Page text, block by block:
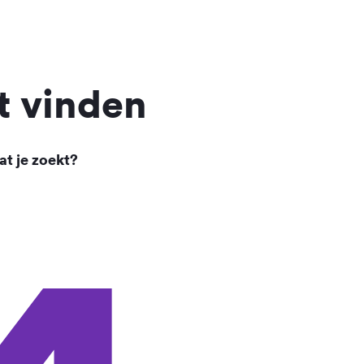
vinden
je zoekt?